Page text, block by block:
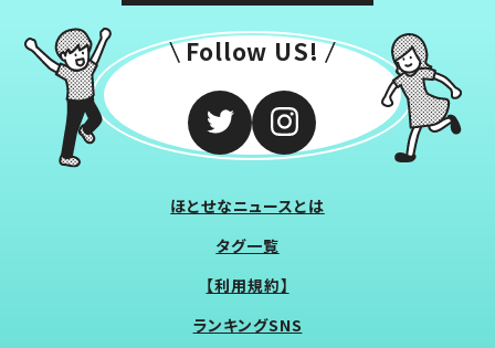
Follow US!
ほとせなニュースとは
タグ一覧
【利用規約】
ランキングSNS